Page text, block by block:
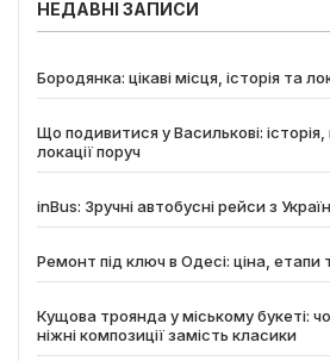
НЕДАВНІ ЗАПИСИ
Бородянка: цікаві місця, історія та
Що подивитися у Василькові: історія,
локації поруч
inBus: Зручні автобусні рейси з
Ремонт під ключ в Одесі: ціна, етапи
Кущова троянда у міському букеті:
ніжні композиції замість класики